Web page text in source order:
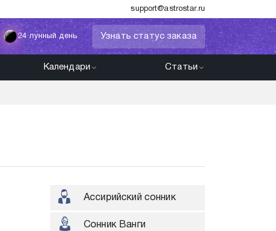
support@astrostar.ru
24 лунный день Узнать статус заказа
Календари Статьи
Ассирийский сонник
Сонник Ванги